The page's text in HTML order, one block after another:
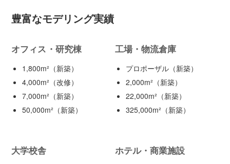
豊富なモデリング実績
オフィス・研究棟
1,800m²（新築）
4,000m²（改修）
7,000m²（新築）
50,000m²（新築）
工場・物流倉庫
プロポーザル（新築）
2,000m²（新築）
22,000m²（新築）
325,000m²（新築）
大学校舎 ホテル・商業施設